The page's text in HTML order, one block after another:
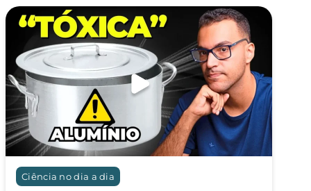
Ciência no dia a dia